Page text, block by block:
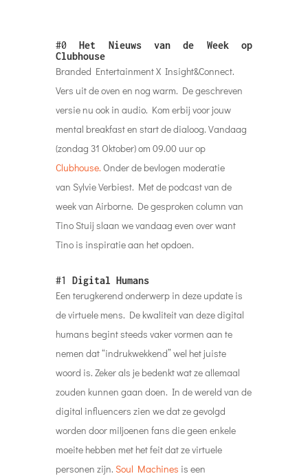
#0Het Nieuws van de Week op
Clubhouse
Branded Entertainment X Insight&Connect.
Vers uit de oven en nog warm. De geschreven
versie nu ook in audio. Kom erbij voor jouw
mental breakfast en start de dialoog. Vandaag
(zondag 31 Oktober) om 09.00 uur op
Clubhouse. Onder de bevlogen moderatie
van Sylvie Verbiest. Met de podcast van de
week van Airborne. De gesproken column van
Tino Stuij slaan we vandaag even over want
Tino is inspiratie aan het opdoen.
#1 Digital Humans
Een terugkerend onderwerp in deze update is
de virtuele mens. De kwaliteit van deze digital
humans begint steeds vaker vormen aan te
nemen dat “indrukwekkend” wel het juiste
woord is. Zeker als je bedenkt wat ze allemaal
zouden kunnen gaan doen. In de wereld van de
digital influencers zien we dat ze gevolgd
worden door miljoenen fans die geen enkele
moeite hebben met het feit dat ze virtuele
personen zijn. Soul Machines is een